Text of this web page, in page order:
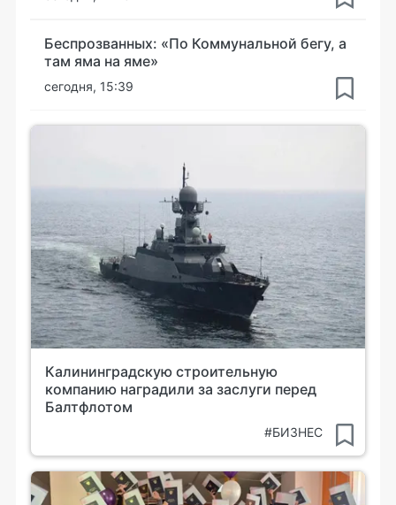
Беспрозванных: «По Коммунальной бегу, а
там яма на яме»
сегодня, 15:39
Калининградскую строительную
компанию наградили за заслуги перед
Балтфлотом
#БИЗНЕС